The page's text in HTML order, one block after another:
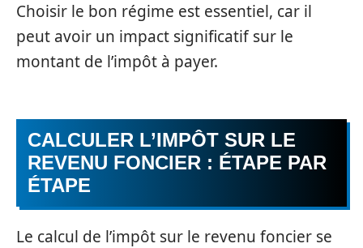
Choisir le bon régime est essentiel, car il
peut avoir un impact significatif sur le
montant de l’impôt à payer.
CALCULER L’IMPÔT SUR LE
REVENU FONCIER : ÉTAPE PAR
ÉTAPE
Le calcul de l’impôt sur le revenu foncier se